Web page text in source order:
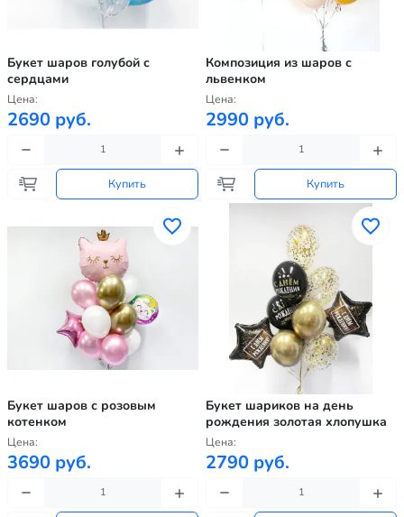
Букет шаров голубой с
сердцами
Цена:
2690 руб.
Купить
Композиция из шаров с
львенком
Цена:
2990 руб.
Купить
Букет шаров с розовым
котенком
Цена:
3690 руб.
Букет шариков на день
рождения золотая хлопушка
Цена:
2790 руб.